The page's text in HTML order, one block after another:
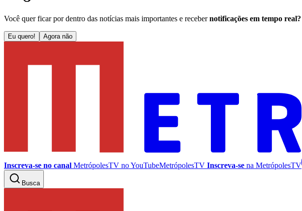
Você quer ficar por dentro das notícias mais importantes e receber notificações em tempo real?
Eu quero! Agora não
Inscreva-se no canal MetrópolesTV noYouTubeMetrópolesTV Inscreva-se na MetrópolesTV
Busca